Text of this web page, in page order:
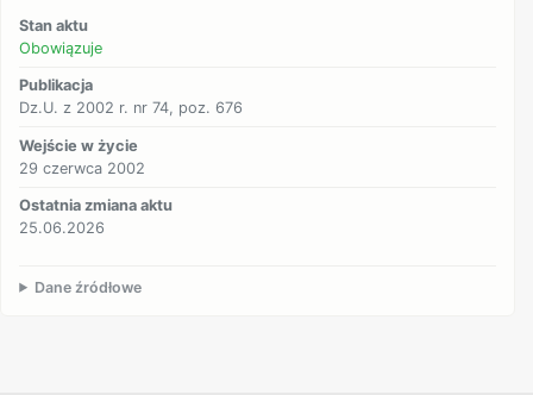
Stan aktu
Obowiązuje
Publikacja
Dz.U. z 2002 r. nr 74, poz. 676
Wejście w życie
29 czerwca 2002
Ostatnia zmiana aktu
25.06.2026
Dane źródłowe